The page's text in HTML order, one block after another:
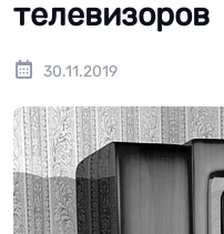
телевизоров
30.11.2019